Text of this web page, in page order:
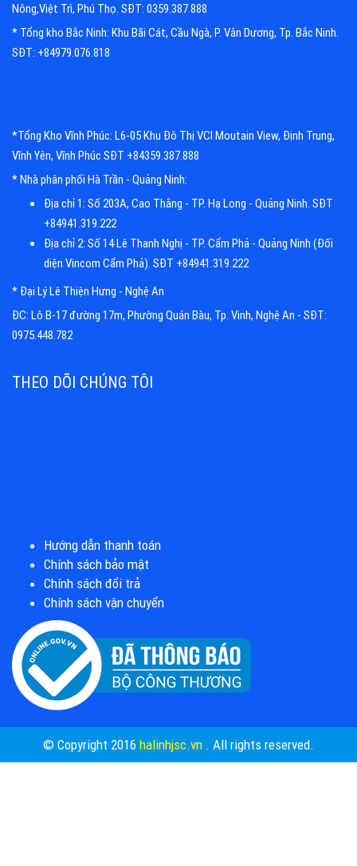
Nông,Việt Trì, Phú Thọ. SĐT: 0359.387.888
* Tổng kho Bắc Ninh: Khu Bãi Cát, Cầu Ngà, P. Vân Dương, Tp. Bắc Ninh.
SĐT: +84979.076.818
*Tổng Kho Vĩnh Phúc: L6-05 Khu Đô Thị VCI Moutain View, Định Trung,
Vĩnh Yên, Vĩnh Phúc SĐT +84359.387.888
* Nhà phân phối Hà Trần - Quảng Ninh:
Địa chỉ 1: Số 203A, Cao Thắng - TP. Hạ Long - Quảng Ninh. SĐT
+84941.319.222
Địa chỉ 2: Số 14 Lê Thanh Nghị - TP. Cẩm Phả - Quảng Ninh (Đối
diện Vincom Cẩm Phả). SĐT +84941.319.222
* Đại Lý Lê Thiện Hưng - Nghệ An
ĐC: Lô B-17 đường 17m, Phường Quán Bàu, Tp. Vinh, Nghệ An - SĐT:
0975.448.782
THEO DÕI CHÚNG TÔI
Hướng dẫn thanh toán
Chính sách bảo mật
Chính sách đổi trả
Chính sách vận chuyển
© Copyright 2016 halinhjsc.vn . All rights reserved.